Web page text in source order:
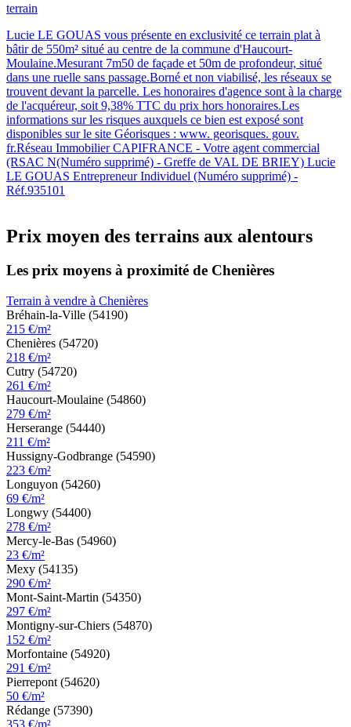
terrain
Lucie LE GOUAS vous présente en exclusivité ce terrain plat à
bâtir de 550m² situé au centre de la commune d'Haucourt-
Moulaine.Mesurant 7m50 de façade et 50m de profondeur, situé
dans une ruelle sans passage.Borné et non viabilisé, les réseaux se
trouvent devant la parcelle. Les honoraires d'agence sont à la charge
de l'acquéreur, soit 9,38% TTC du prix hors honoraires.Les
informations sur les risques auxquels ce bien est exposé sont
disponibles sur le site Géorisques : www. georisques. gouv.
fr.Réseau Immobilier CAPIFRANCE - Votre agent commercial
(RSAC N(Numéro supprimé) - Greffe de VAL DE BRIEY) Lucie
LE GOUAS Entrepreneur Individuel (Numéro supprimé) -
Réf.935101
Prix moyen des terrains aux alentours
Les prix moyens à proximité de Chenières
Terrain à vendre à Chenières
Bréhain-la-Ville (54190)
215 €/m²
Chenières (54720)
218 €/m²
Cutry (54720)
261 €/m²
Haucourt-Moulaine (54860)
279 €/m²
Herserange (54440)
211 €/m²
Hussigny-Godbrange (54590)
223 €/m²
Longuyon (54260)
69 €/m²
Longwy (54400)
278 €/m²
Mercy-le-Bas (54960)
23 €/m²
Mexy (54135)
290 €/m²
Mont-Saint-Martin (54350)
297 €/m²
Montigny-sur-Chiers (54870)
152 €/m²
Morfontaine (54920)
291 €/m²
Pierrepont (54620)
50 €/m²
Rédange (57390)